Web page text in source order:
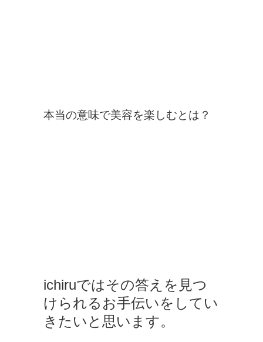
本当の意味で美容を楽しむとは？
ichiruではその答えを見つ
けられるお手伝いをしてい
きたいと思います。